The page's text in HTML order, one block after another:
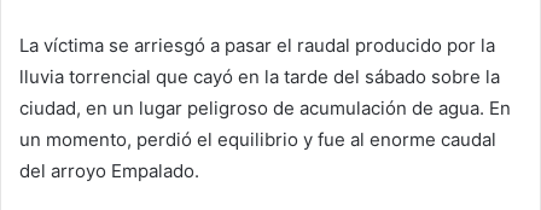
La víctima se arriesgó a pasar el raudal producido por la
lluvia torrencial que cayó en la tarde del sábado sobre la
ciudad, en un lugar peligroso de acumulación de agua. En
un momento, perdió el equilibrio y fue al enorme caudal
del arroyo Empalado.